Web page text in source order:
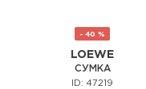
- 40 %
LOEWE
СУМКА
ID: 47219